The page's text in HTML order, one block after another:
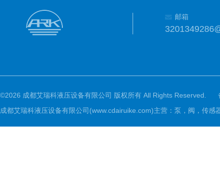
邮箱
©2026 成都艾瑞科液压设备有限公司 版权所有 All Rights Reserved.
成都艾瑞科液压设备有限公司(www.cdairuike.com)主营：泵，阀，传